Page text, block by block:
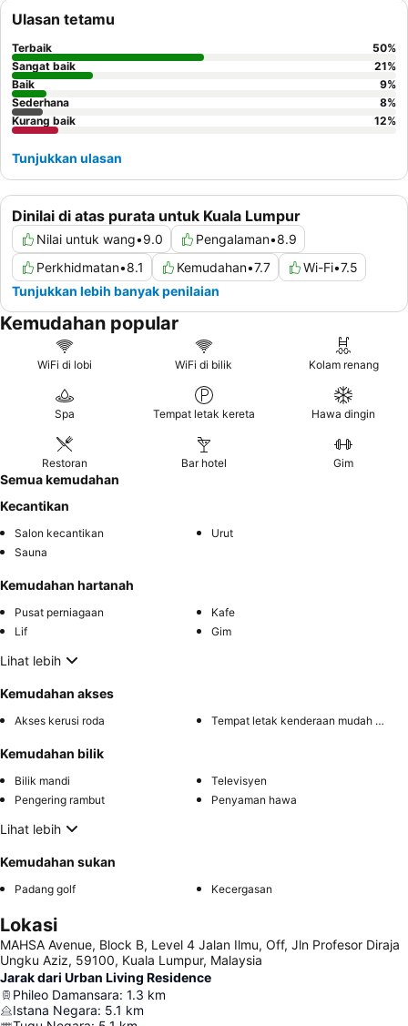
Dinilai di atas purata untuk Kuala Lumpur
Nilai untuk wang•9.0 Pengalaman•8.9
Perkhidmatan•8.1 Kemudahan•7.7 Wi-Fi•7.5
Tunjukkan lebih banyak penilaian
Ulasan tetamu
Terbaik 50%
Sangat baik
21%
Baik
9%
Sederhana
8%
Kurang baik
12%
Tunjukkan ulasan
Kemudahan popular
WiFi di lobi WiFi di bilik Kolam renang
Spa Tempat letak kereta Hawa dingin
Restoran Bar hotel Gim
Semua kemudahan
Kecantikan
Salon kecantikan
Urut
Sauna
Kemudahan hartanah
Pusat perniagaan
Kafe
Lif
Gim
Lihat lebih
Kemudahan akses
Akses kerusi roda Tempat letak kenderaan mudah diakses
Kemudahan bilik
Bilik mandi
Televisyen
Pengering rambut
Penyaman hawa
Lihat lebih
Kemudahan sukan
Padang golf Kecergasan
Lokasi
MAHSA Avenue, Block B, Level 4 Jalan Ilmu, Off, Jln Profesor Diraja
Ungku Aziz, 59100, Kuala Lumpur, Malaysia
Jarak dari Urban Living Residence
Phileo Damansara: 1.3 km
Istana Negara: 5.1 km